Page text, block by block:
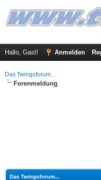
Hallo, Gast! Anmelden
Das Twingoforum...
Forenmeldung
Das Twingoforum...